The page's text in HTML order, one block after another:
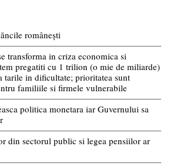
românești
transforma in criza economica si
pregatiti cu 1 trilion (o mie de miliarde)
tarile in dificultate; prioritatea sunt
familiile si firmele vulnerabile
politica monetara iar Guvernului sa
din sectorul public si legea pensiilor ar